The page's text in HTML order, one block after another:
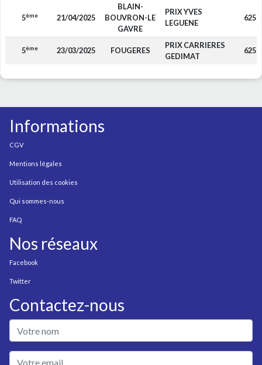
5ème 21/04/2025
BLAIN-
BOUVRON-LE
GAVRE
PRIX YVES
LEGUENE
625
5ème 23/03/2025 FOUGERES
PRIX CARRIERES
GEDIMAT
625
Informations
CGV
Mentions légales
Utilisation des cookies
Qui sommes-nous
FAQ
Nos réseaux
Facebook
Twitter
Contactez-nous